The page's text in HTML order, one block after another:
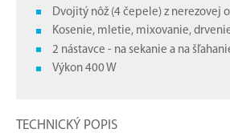
Dvojitý nôž (4 čepele) z nerezovej
Kosenie, mletie, mixovanie,
2 nástavce - na sekanie a na
Výkon 400 W
TECHNICKÝ POPIS